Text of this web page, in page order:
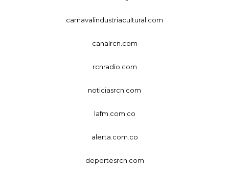
carnavalindustriacultural.com
canalrcn.com
rcnradio.com
noticiasrcn.com
lafm.com.co
alerta.com.co
deportesrcn.com